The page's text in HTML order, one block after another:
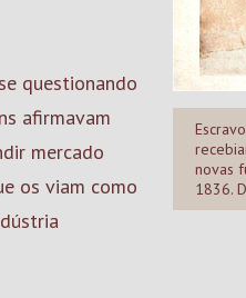
novas
1836.
questionando
afirmavam
mercado
os viam como